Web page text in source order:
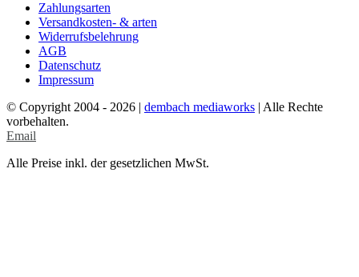
Zahlungsarten
Versandkosten- & arten
Widerrufsbelehrung
AGB
Datenschutz
Impressum
© Copyright 2004 - 2026 | dembach mediaworks | Alle Rechte
vorbehalten.
Email
Alle Preise inkl. der gesetzlichen MwSt.